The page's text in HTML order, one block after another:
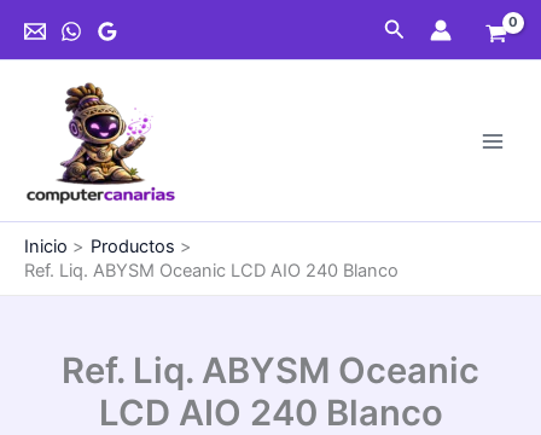
Buscar
Inicio
Productos
Ref. Liq. ABYSM Oceanic LCD AIO 240 Blanco
Ref. Liq. ABYSM Oceanic
LCD AIO 240 Blanco
Oceanic
LCD
Blanco
cantidad